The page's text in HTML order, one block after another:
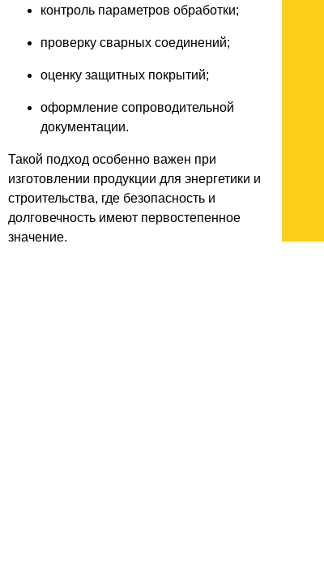
контроль параметров обработки;
проверку сварных соединений;
оценку защитных покрытий;
оформление сопроводительной
документации.
Такой подход особенно важен при
изготовлении продукции для энергетики и
строительства, где безопасность и
долговечность имеют первостепенное
значение.